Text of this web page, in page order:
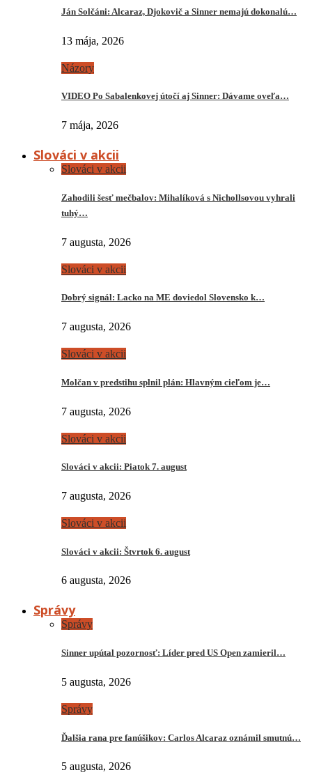
Ján Solčáni: Alcaraz, Djokovič a Sinner nemajú dokonalú…
13 mája, 2026
Názory
VIDEO Po Sabalenkovej útočí aj Sinner: Dávame oveľa…
7 mája, 2026
Slováci v akcii
Slováci v akcii
Zahodili šesť mečbalov: Mihalíková s Nichollsovou vyhrali
tuhý…
7 augusta, 2026
Slováci v akcii
Dobrý signál: Lacko na ME doviedol Slovensko k…
7 augusta, 2026
Slováci v akcii
Molčan v predstihu splnil plán: Hlavným cieľom je…
7 augusta, 2026
Slováci v akcii
Slováci v akcii: Piatok 7. august
7 augusta, 2026
Slováci v akcii
Slováci v akcii: Štvrtok 6. august
6 augusta, 2026
Správy
Správy
Sinner upútal pozornosť: Líder pred US Open zamieril…
5 augusta, 2026
Správy
Ďalšia rana pre fanúšikov: Carlos Alcaraz oznámil smutnú…
5 augusta, 2026